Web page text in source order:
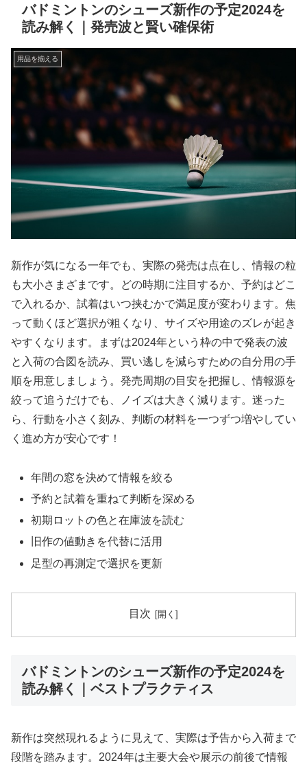
バドミントンのシューズ新作の予定2024を
読み解く｜発売波と賢い確保術
用品を揃える
新作が気になる一年でも、実際の発売は点在し、情報の粒
も大小さまざまです。どの時期に注目するか、予約はどこ
で入れるか、試着はいつ挟むかで満足度が変わります。焦
って動くほど選択が粗くなり、サイズや用途のズレが起き
やすくなります。まずは2024年という枠の中で発表の波
と入荷の合図を読み、買い逃しを減らすための自分用の手
順を用意しましょう。発売周期の目安を把握し、情報源を
絞って追うだけでも、ノイズは大きく減ります。迷った
ら、行動を小さく刻み、判断の材料を一つずつ増やしてい
く進め方が安心です！
年間の窓を決めて情報を絞る
予約と試着を重ねて判断を深める
初期ロットの色と在庫波を読む
旧作の値動きを代替に活用
足型の再測定で選択を更新
目次
バドミントンのシューズ新作の予定2024を
読み解く｜ベストプラクティス
新作は突然現れるように見えて、実際は予告から入荷まで
段階を踏みます。2024年は主要大会や展示の前後で情報